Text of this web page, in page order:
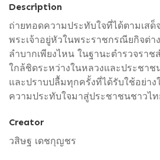
Description
ถ่ายทอดความประทับใจที่ได้ตามเสด็
พระเจ้าอยู่หัวในพระราชกรณียกิจต่า
ลำบากเพียงไหน ในฐานะตำรวจรา
ใกล้ชิดระหว่างในหลวงและประชาช
และปราบปลื้มทุกครั้งที่ได้รับใช้อย่าง
ความประทับใจมาสู่ประชาชนชาวไท
Creator
วสิษฐ เดชกุญชร